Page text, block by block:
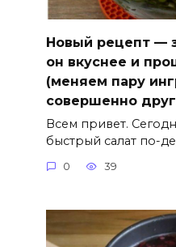
Новый рецепт —
он вкуснее и
(меняем пару
совершенно
Всем привет.
быстрый салат по-
0 39